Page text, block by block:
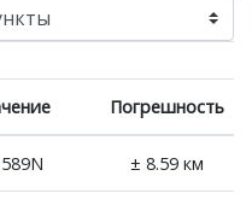
Погрешность
± 8.59 км